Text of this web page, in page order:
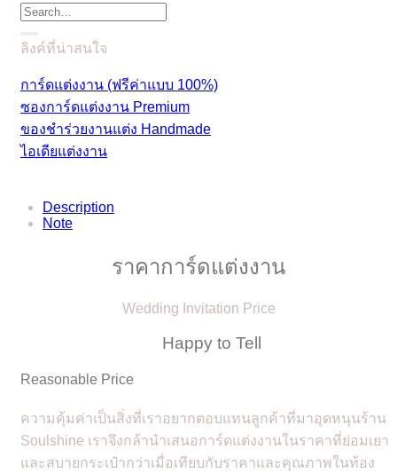
Search
for:
ลิงค์ที่น่าสนใจ
การ์ดแต่งงาน (ฟรีค่าแบบ 100%)
ซองการ์ดแต่งงาน Premium
ของชำร่วยงานแต่ง Handmade
ไอเดียแต่งงาน
Description
Note
ราคาการ์ดแต่งงาน
Wedding Invitation Price
Happy to Tell
Reasonable Price
ความคุ้มค่าเป็นสิ่งที่เราอยากตอบแทนลูกค้าที่มาอุดหนุนร้าน
Soulshine เราจึงกล้านำเสนอการ์ดแต่งงานในราคาที่ย่อมเยา
และสบายกระเป๋ากว่าเมื่อเทียบกับราคาและคุณภาพในท้อง